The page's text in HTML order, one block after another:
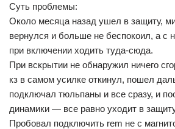
Суть проблемы:
Около месяца назад ушел в защиту,
вернулся и больше не беспокоил, а с
при включении ходить туда-сюда.
При вскрытии не обнаружил ничего
кз в самом усилке откинул, пошел
подключал тюльпаны и все сразу, и
динамики — все равно уходит в
Пробовал подключить rem не с